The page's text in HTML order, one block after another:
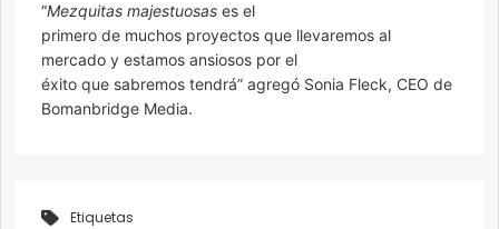
“Mezquitas majestuosas es el
primero de muchos proyectos que llevaremos al
mercado y estamos ansiosos por el
éxito que sabremos tendrá” agregó Sonia Fleck, CEO de
Bomanbridge Media.
Etiquetas